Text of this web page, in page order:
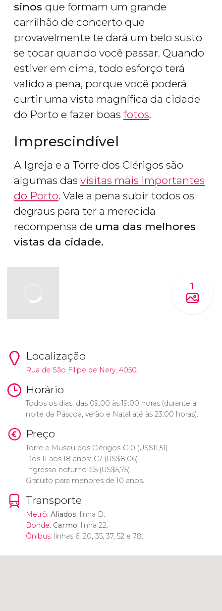
sinos que formam um grande
carrilhão de concerto que
provavelmente te dará um belo susto
se tocar quando você passar. Quando
estiver em cima, todo esforço terá
valido a pena, porque você poderá
curtir uma vista magnífica da cidade
do Porto e fazer boas fotos.
Imprescindível
A Igreja e a Torre dos Clérigos são
algumas das visitas mais importantes
do Porto. Vale a pena subir todos os
degraus para ter a merecida
recompensa de uma das melhores
vistas da cidade.
1
Localização
Rua de São Filipe de Nery, 4050.
Horário
Todos os dias, das 09:00 às 19:00 horas (durante a
noite da Páscoa, verão e Natal até às 23:00 horas).
Preço
Torre e Museu dos Clérigos €10 (US$11,51).
Dos 11 aos 18 anos: €7 (US$8,06).
Ingresso noturno €5 (US$5,75)
Gratuito para menores de 10 anos.
Transporte
Metrô: Aliados, linha D.
Bonde: Carmo, linha 22.
Ônibus: linhas 6, 20, 35, 37, 52 e 78.